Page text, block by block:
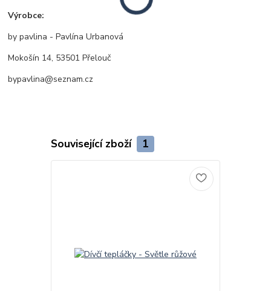
Výrobce:
by pavlina - Pavlína Urbanová
Mokošín 14, 53501 Přelouč
bypavlina@seznam.cz
Související zboží 1